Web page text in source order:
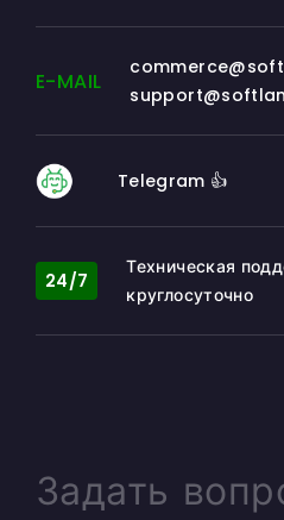
E-MAIL
Telegram 👍
24/7
Техническая
круглосуточно
Задать